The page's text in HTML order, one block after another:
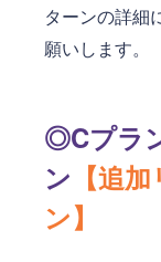
ターンの詳細
願いします。
◎Cプラ
ン 【追
ン】